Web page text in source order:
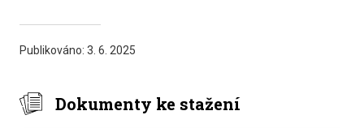
Publikováno: 3. 6. 2025
Dokumenty ke stažení